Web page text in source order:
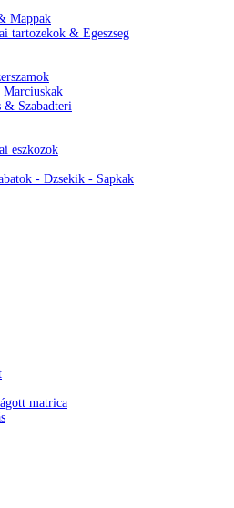
Mappak
tartozekok & Egeszseg
Marciuskak
& Szabadteri
eszkozok
- Dzsekik - Sapkak
matrica